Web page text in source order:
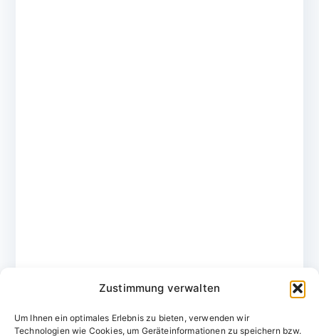
Zustimmung verwalten
Um Ihnen ein optimales Erlebnis zu bieten, verwenden wir
Technologien wie Cookies, um Geräteinformationen zu speichern bzw.